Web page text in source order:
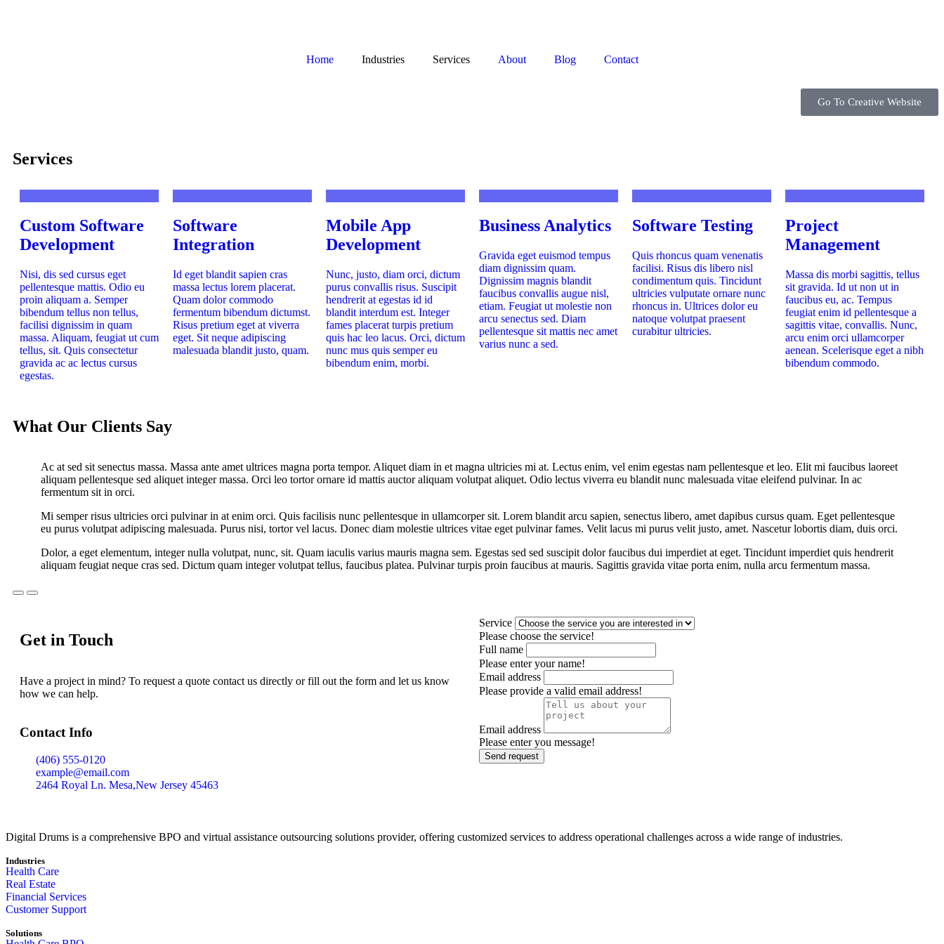
Home Industries Services About Blog Contact
Go To Creative Website
Services
Custom Software
Development
Nisi, dis sed cursus eget
pellentesque mattis. Odio eu
proin aliquam a. Semper
bibendum tellus non tellus,
facilisi dignissim in quam
massa. Aliquam, feugiat ut cum
tellus, sit. Quis consectetur
gravida ac ac lectus cursus
egestas.
Software
Integration
Id eget blandit sapien cras
massa lectus lorem placerat.
Quam dolor commodo
fermentum bibendum dictumst.
Risus pretium eget at viverra
eget. Sit neque adipiscing
malesuada blandit justo, quam.
Mobile App
Development
Nunc, justo, diam orci, dictum
purus convallis risus. Suscipit
hendrerit at egestas id id
blandit interdum est. Integer
fames placerat turpis pretium
quis hac leo lacus. Orci, dictum
nunc mus quis semper eu
bibendum enim, morbi.
Business Analytics
Gravida eget euismod tempus
diam dignissim quam.
Dignissim magnis blandit
faucibus convallis augue nisl,
etiam. Feugiat ut molestie non
arcu senectus sed. Diam
pellentesque sit mattis nec amet
varius nunc a sed.
Software Testing
Quis rhoncus quam venenatis
facilisi. Risus dis libero nisl
condimentum quis. Tincidunt
ultricies vulputate ornare nunc
rhoncus in. Ultrices dolor eu
natoque volutpat praesent
curabitur ultricies.
Project
Management
Massa dis morbi sagittis, tellus
sit gravida. Id ut non ut in
faucibus eu, ac. Tempus
feugiat enim id pellentesque a
sagittis vitae, convallis. Nunc,
arcu enim orci ullamcorper
aenean. Scelerisque eget a nibh
bibendum commodo.
What Our Clients Say
Ac at sed sit senectus massa. Massa ante amet ultrices magna porta tempor. Aliquet diam in et magna ultricies mi at. Lectus enim, vel enim egestas nam pellentesque et leo. Elit mi faucibus laoreet
aliquam pellentesque sed aliquet integer massa. Orci leo tortor ornare id mattis auctor aliquam volutpat aliquet. Odio lectus viverra eu blandit nunc malesuada vitae eleifend pulvinar. In ac
fermentum sit in orci.
Mi semper risus ultricies orci pulvinar in at enim orci. Quis facilisis nunc pellentesque in ullamcorper sit. Lorem blandit arcu sapien, senectus libero, amet dapibus cursus quam. Eget pellentesque
eu purus volutpat adipiscing malesuada. Purus nisi, tortor vel lacus. Donec diam molestie ultrices vitae eget pulvinar fames. Velit lacus mi purus velit justo, amet. Nascetur lobortis diam, duis orci.
Dolor, a eget elementum, integer nulla volutpat, nunc, sit. Quam iaculis varius mauris magna sem. Egestas sed sed suscipit dolor faucibus dui imperdiet at eget. Tincidunt imperdiet quis hendrerit
aliquam feugiat neque cras sed. Dictum quam integer volutpat tellus, faucibus platea. Pulvinar turpis proin faucibus at mauris. Sagittis gravida vitae porta enim, nulla arcu fermentum massa.
Get in Touch
Have a project in mind? To request a quote contact us directly or fill out the form and let us know
how we can help.
Contact Info
(406) 555-0120
example@email.com
2464 Royal Ln. Mesa,New Jersey 45463
Service
Please choose the service!
Full name
Please enter your name!
Email address
Please provide a valid email address!
Email address
Please enter you message!
Send request
Digital Drums is a comprehensive BPO and virtual assistance outsourcing solutions provider, offering customized services to address operational challenges across a wide range of industries.
Industries
Health Care
Real Estate
Financial Services
Customer Support
Solutions